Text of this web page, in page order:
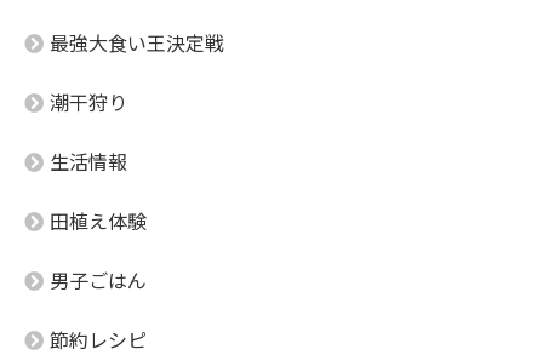
最強大食い王決定戦
潮干狩り
生活情報
田植え体験
男子ごはん
節約レシピ